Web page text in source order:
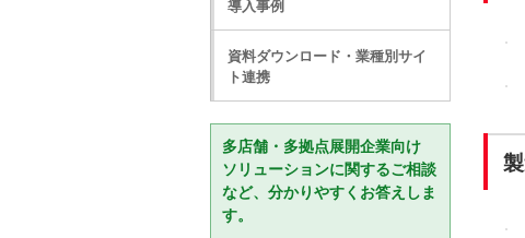
導入事例
資料ダウンロード・業種別サイ
ト連携
多店舗・多拠点展開企業向け
ソリューションに関するご相談
など、分かりやすくお答えしま
す。